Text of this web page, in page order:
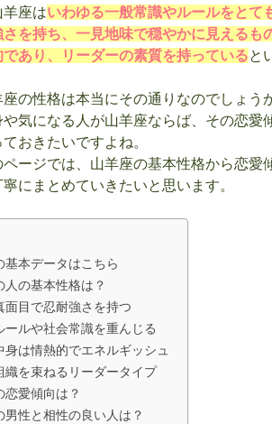
座はいわゆる一般常識やルールをとて
さを持ち、一見地味で穏やかに見えるも
あり、リーダーの素質を持っていると
座の性格は本当にその通りなのでしょう
や気になる人が山羊座ならば、その恋愛
おきたいですよね。
ページでは、山羊座の基本性格から恋愛
にまとめていきたいと思います。
基本データはこちら
人の基本性格は？
面目で忍耐強さを持つ
ールや社会常識を重んじる
身は情熱的でエネルギッシュ
織を束ねるリーダータイプ
恋愛傾向は？
男性と相性の良い人は？